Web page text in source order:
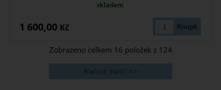
skladem
1 600,00 Kč
Zobrazeno celkem 16 položek z 124